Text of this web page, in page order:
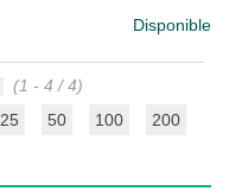
Disponible
(1 - 4 / 4)
25 50 100 200